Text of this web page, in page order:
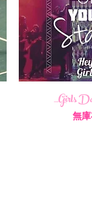
_Girls
無